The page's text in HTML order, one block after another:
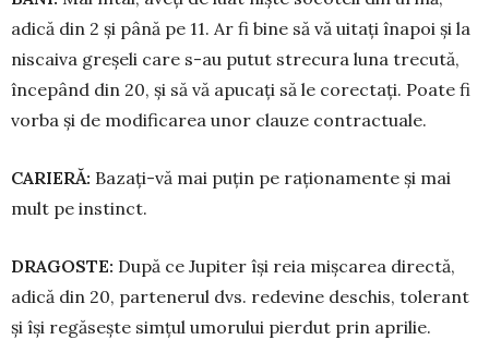
adică din 2 și până pe 11. Ar fi bine să vă uitați înapoi și la
niscaiva gre­șeli care s-au putut strecura luna trecută,
începând din 20, și să vă apu­cați să le corectați. Poate fi
vorba și de modificarea unor clauze con­trac­tuale.
CARIERĂ: Bazați-vă mai pu­țin pe raționa­mente și mai
mult pe instinct.
DRAGOSTE: După ce Ju­pi­ter își reia miș­carea directă,
adică din 20, par­tenerul dvs. redevine des­chis, tolerant
și își regăsește sim­țul umorului pierdut prin aprilie.